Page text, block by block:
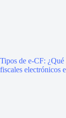
Tipos de e-CF:
fiscales electrónicos